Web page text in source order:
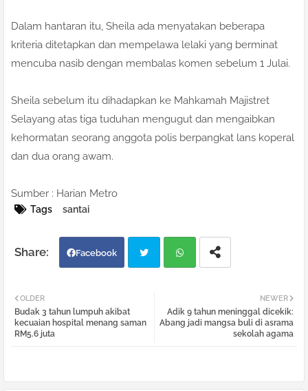
Dalam hantaran itu, Sheila ada menyatakan beberapa
kriteria ditetapkan dan mempelawa lelaki yang berminat
mencuba nasib dengan membalas komen sebelum 1 Julai.
Sheila sebelum itu dihadapkan ke Mahkamah Majistret
Selayang atas tiga tuduhan mengugut dan mengaibkan
kehormatan seorang anggota polis berpangkat lans koperal
dan dua orang awam.
Sumber : Harian Metro
Tags santai
Facebook
atsa
NEWER
Adik 9 tahun meninggal dicekik:
Abang jadi mangsa buli di asrama
sekolah agama
OLDER
Budak 3 tahun lumpuh akibat
kecuaian hospital menang saman
RM5.6 juta